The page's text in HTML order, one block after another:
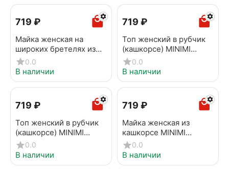
‍719‍ ₽
Майка женская на
широких бретелях из
кашкорсе MINIMI
1321_01CE corallo
0.0
В наличии
‍719‍ ₽
Топ женский в рубчик
(кашкорсе) MINIMI
1141AS Fresh
Cappuccino
0.0
В наличии
‍719‍ ₽
Топ женский в рубчик
(кашкорсе) MINIMI
1141AS Fresh terracotta
0.0
В наличии
‍719‍ ₽
Майка женская из
кашкорсе MINIMI
1321_01CE fuxia
0.0
В наличии